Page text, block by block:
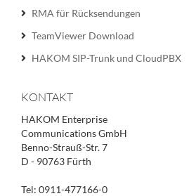
RMA für Rücksendungen
TeamViewer Download
HAKOM SIP-Trunk und CloudPBX
KONTAKT
HAKOM Enterprise
Communications GmbH
Benno-Strauß-Str. 7
D - 90763 Fürth
Tel: 0911-477166-0